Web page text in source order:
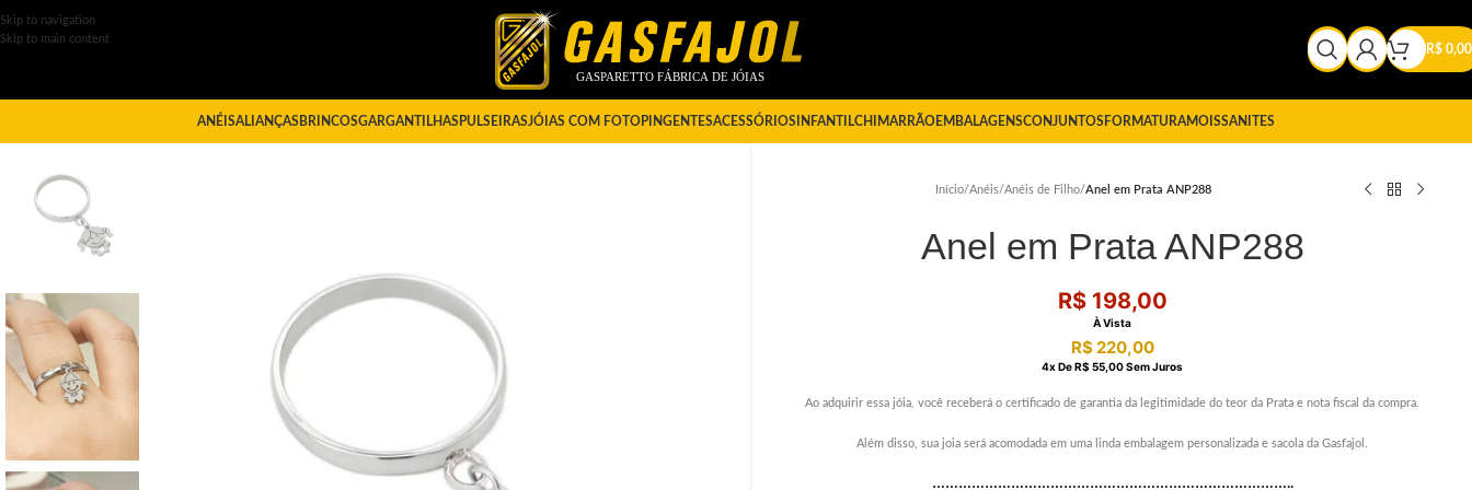
Skip to navigation
Skip to main content
R$ 0,00
ANÉISALIANÇAS BRINCOSGARGANTILHAS PULSEIRASJÓIAS COM FOTOPINGENTESACESSÓRIOS INFANTILCHIMARRÃOEMBALAGENSCONJUNTOS FORMATURAMOISSANITES
Início/Anéis/Anéis de Filho/Anel em Prata ANP288
Anel em Prata ANP288
R$198,00
À Vista
R$220,00
4X DeR$ 55,00Sem Juros
Ao adquirir essa jóia, você receberá o certificado de garantia da legitimidade do teor da Prata e nota fiscal da compra.
Além disso, sua joia será acomodada em uma linda embalagem personalizada e sacola da Gasfajol.
………………………………………………………………………..